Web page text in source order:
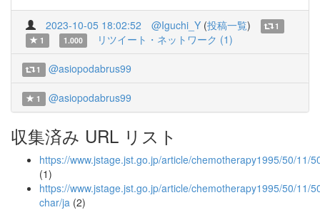
2023-10-05 18:02:52 @Iguchi_Y (投稿一覧)
1
1
1.000 リツイート・ネットワーク (1)
1 @asiopodabrus99
1 @asiopodabrus99
収集済み URL リスト
https://www.jstage.jst.go.jp/article/chemotherapy1995/50/11/
(1)
https://www.jstage.jst.go.jp/article/chemotherapy1995/50/11/
char/ja (2)